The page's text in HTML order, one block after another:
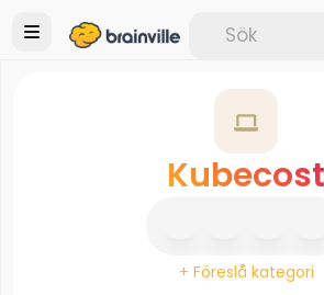
Kubecost
+ Föreslå kategori